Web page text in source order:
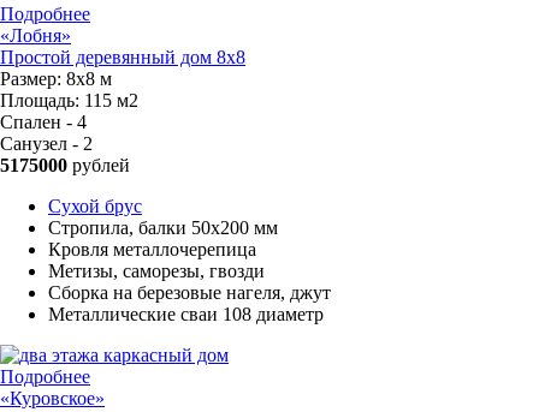
Подробнее
«Лобня»
Простой деревянный дом 8x8
Размер: 8х8 м
Площадь: 115 м2
Спален - 4
Санузел - 2
5175000 рублей
Сухой брус
Стропила, балки 50х200 мм
Кровля металлочерепица
Метизы, саморезы, гвозди
Сборка на березовые нагеля, джут
Металлические сваи 108 диаметр
Подробнее
«Куровское»